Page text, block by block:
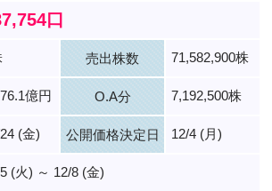
口
売出株数 71,582,900株
億円 O.A分 7,192,500株
(金) 公開価格決定日 12/4 (月)
(火) ～ 12/8 (金)